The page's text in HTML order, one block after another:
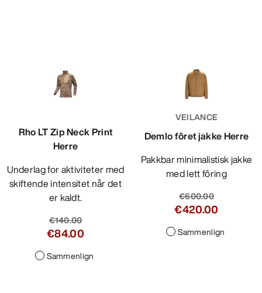
Rho LT Zip Neck Print
Herre
Underlag for aktiviteter med
skiftende intensitet når det
er kaldt.
€140.00
€84.00
Sammenlign
VEILANCE
Demlo fôret jakke Herre
Pakkbar minimalistisk jakke
med lett fôring
€600.00
€420.00
Sammenlign